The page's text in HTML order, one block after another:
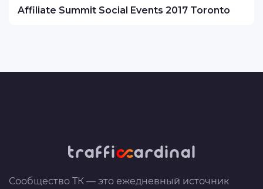
Affiliate Summit Social Events 2017 Toronto
Сообщество ТК — это ежедневный источник